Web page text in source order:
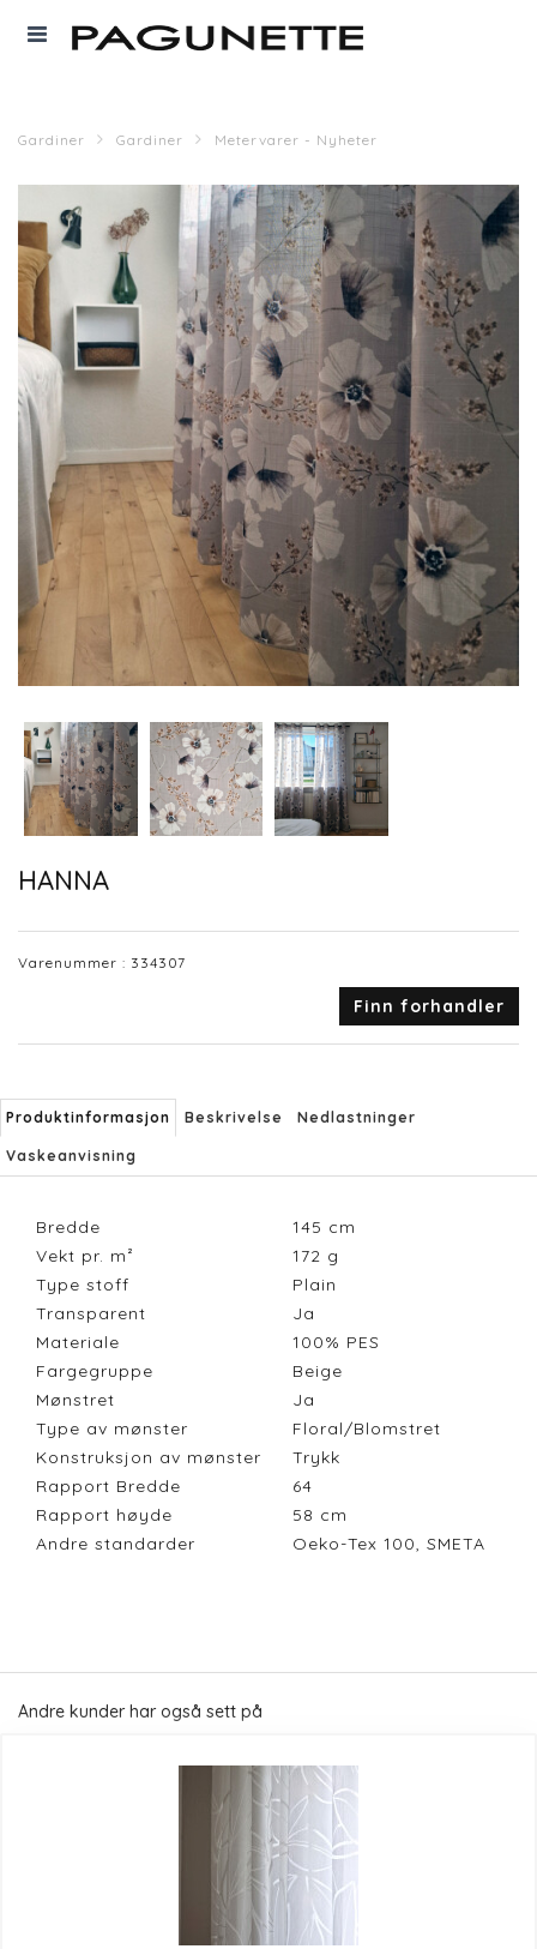
Gardiner Gardiner Metervarer - Nyheter
HANNA
Varenummer : 334307
Finn forhandler
Produktinformasjon Beskrivelse Nedlastninger
Vaskeanvisning
Bredde 145 cm
Vekt pr. m²
172 g
Type stoff
Plain
Transparent
Ja
Materiale
100% PES
Fargegruppe
Beige
Mønstret
Ja
Type av mønster
Floral/Blomstret
Konstruksjon av mønster
Trykk
Rapport Bredde
64
Rapport høyde
58 cm
Andre standarder
Oeko-Tex 100, SMETA
Andre kunder har også sett på